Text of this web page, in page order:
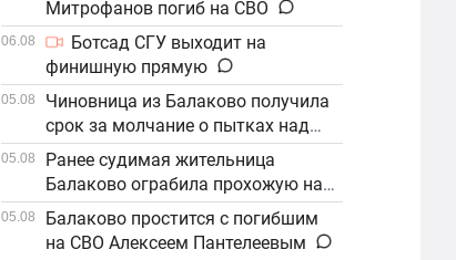
Митрофанов погиб на СВО
06.08
Ботсад СГУ выходит на
финишную прямую
05.08
Чиновница из Балаково получила
срок за молчание о пытках над
детьми
05.08
Ранее судимая жительница
Балаково ограбила прохожую на
улице
05.08
Балаково простится с погибшим
на СВО Алексеем Пантелеевым